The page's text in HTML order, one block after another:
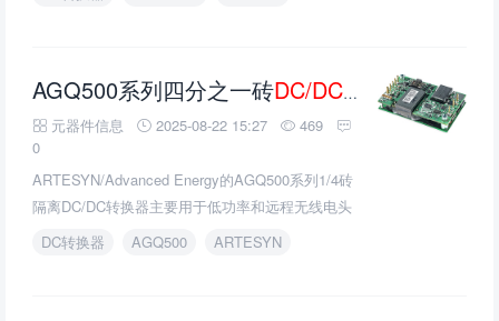
AGQ500系列四分之一砖DC/DC转换器 的介绍
元器件信息 2025-08-22 15:27
469
0
ARTESYN/Advanced Energy的AGQ500系列1/4砖
隔离DC/DC转换器主要用于低功率和远程无线电头
(RRH)电信应用。
DC转换器 AGQ500 ARTESYN